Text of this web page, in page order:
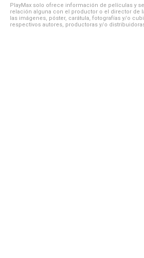
PlayMax solo ofrece información de películas y
relación alguna con el productor o el director de
las imágenes, póster, carátula, fotografías y/o
respectivos autores, productoras y/o